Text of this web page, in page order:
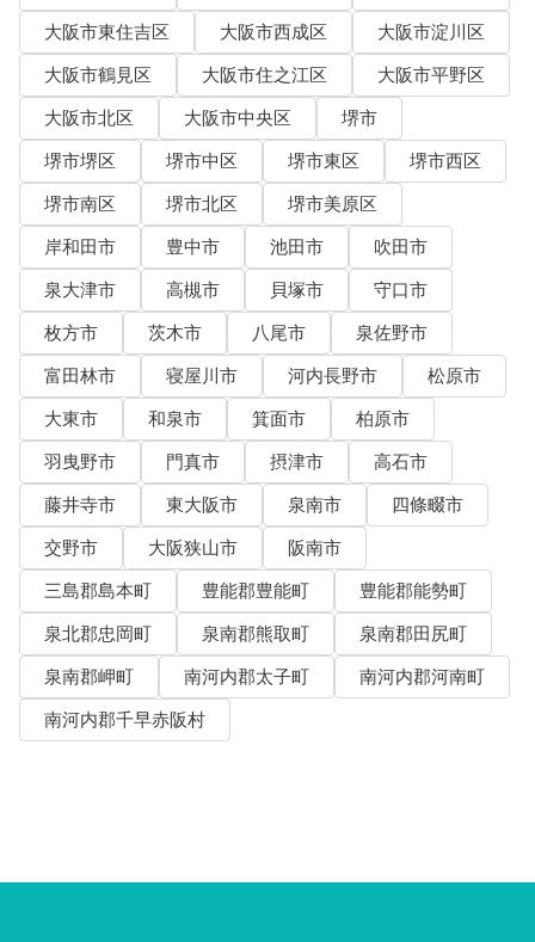
大阪市東住吉区
大阪市西成区
大阪市淀川区
大阪市鶴見区
大阪市住之江区
大阪市平野区
大阪市北区
大阪市中央区
堺市
堺市堺区
堺市中区 堺市東区
堺市西区
堺市南区
堺市北区
堺市美原区
岸和田市
豊中市 池田市
吹田市
泉大津市
高槻市 貝塚市
守口市
枚方市
茨木市 八尾市
泉佐野市
富田林市
寝屋川市 河内長野市
松原市
大東市
和泉市 箕面市
柏原市
羽曳野市
門真市 摂津市
高石市
藤井寺市
東大阪市 泉南市
四條畷市
交野市
大阪狭山市
阪南市
三島郡島本町
豊能郡豊能町
豊能郡能勢町
泉北郡忠岡町
泉南郡熊取町
泉南郡田尻町
泉南郡岬町
南河内郡太子町
南河内郡河南町
南河内郡千早赤阪村